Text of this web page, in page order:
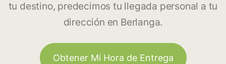
tu destino, predecimos tu llegada personal a tu
dirección en Berlanga.
Obtener Mi Hora de Entrega